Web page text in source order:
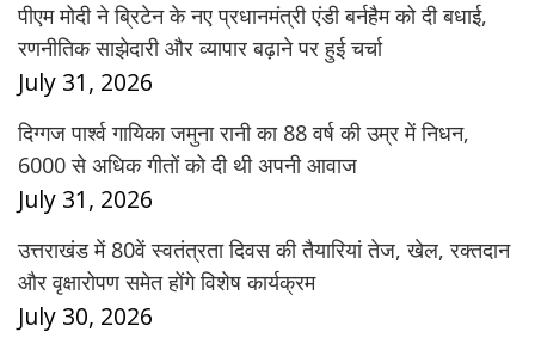
पीएम मोदी ने ब्रिटेन के नए प्रधानमंत्री एंडी बर्नहैम को दी बधाई,
रणनीतिक साझेदारी और व्यापार बढ़ाने पर हुई चर्चा
July 31, 2026
दिग्गज पार्श्व गायिका जमुना रानी का 88 वर्ष की उम्र में निधन,
6000 से अधिक गीतों को दी थी अपनी आवाज
July 31, 2026
उत्तराखंड में 80वें स्वतंत्रता दिवस की तैयारियां तेज, खेल, रक्तदान
और वृक्षारोपण समेत होंगे विशेष कार्यक्रम
July 30, 2026